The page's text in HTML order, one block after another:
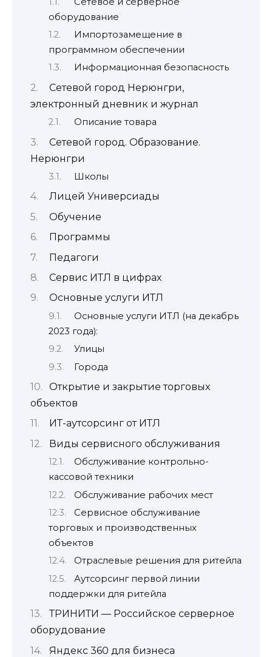
оборудование
Импортозамещение в
программном обеспечении
Информационная безопасность
Сетевой город Нерюнгри,
электронный дневник и журнал
Описание товара
Сетевой город. Образование.
Нерюнгри
Школы
Лицей Универсиады
Обучение
Программы
Педагоги
Сервис ИТЛ в цифрах
Основные услуги ИТЛ
Основные услуги ИТЛ (на декабрь
2023 года):
Улицы
Города
Открытие и закрытие торговых
объектов
ИТ-аутсорсинг от ИТЛ
Виды сервисного обслуживания
Обслуживание контрольно-
кассовой техники
Обслуживание рабочих мест
Сервисное обслуживание
торговых и производственных
объектов
Отраслевые решения для ритейла
Аутсорсинг первой линии
поддержки для ритейла
ТРИНИТИ — Российское серверное
оборудование
Яндекс 360 для бизнеса